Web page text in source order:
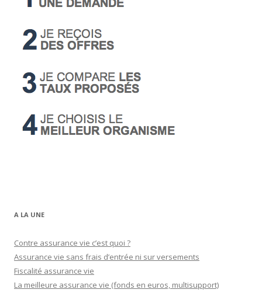
A LA UNE
Contre assurance vie c’est quoi ?
Assurance vie sans frais d’entrée ni sur versements
Fiscalité assurance vie
La meilleure assurance vie (fonds en euros, multisupport)